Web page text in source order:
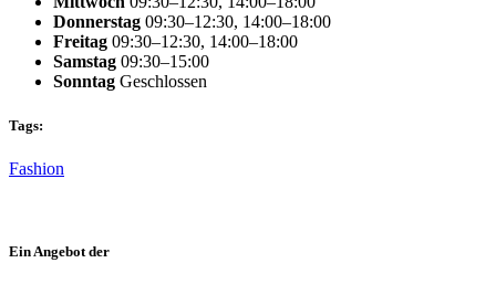
Donnerstag 09:30–12:30, 14:00–18:00
Freitag 09:30–12:30, 14:00–18:00
Samstag 09:30–15:00
Sonntag Geschlossen
Tags:
Fashion
Ein Angebot der